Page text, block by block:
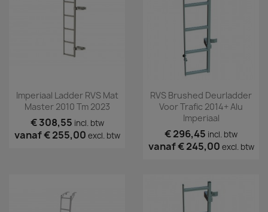
Imperiaal Ladder RVS Mat
Master 2010 Tm 2023
€ 308,55 incl. btw
vanaf€ 255,00 excl. btw
RVS Brushed Deurladder
Voor Trafic 2014+ Alu
Imperiaal
€ 296,45 incl. btw
vanaf€ 245,00 excl. btw